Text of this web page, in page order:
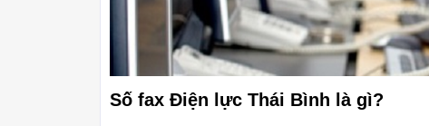
Số fax Điện lực Thái Bình là gì?